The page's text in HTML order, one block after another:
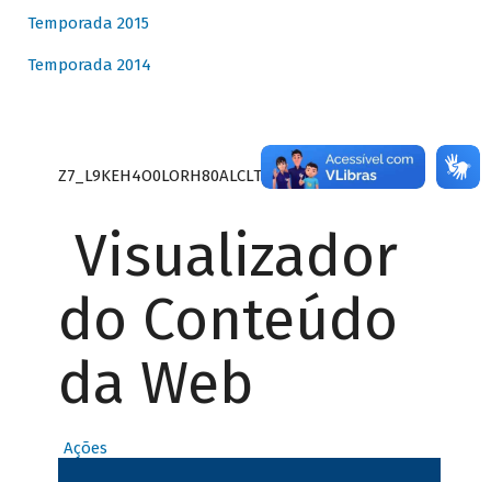
Temporada 2015
Temporada 2014
Z7_L9KEH4O0LORH80ALCLTPF80S27
Visualizador
do Conteúdo
da Web
Ações